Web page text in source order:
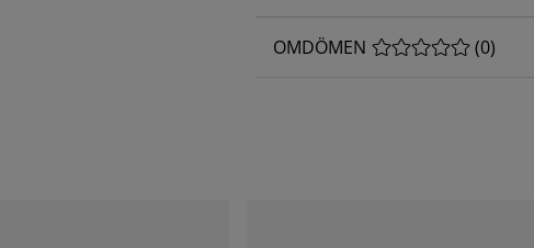
OMDÖMEN MEDELBETYG 0 AV
(0)